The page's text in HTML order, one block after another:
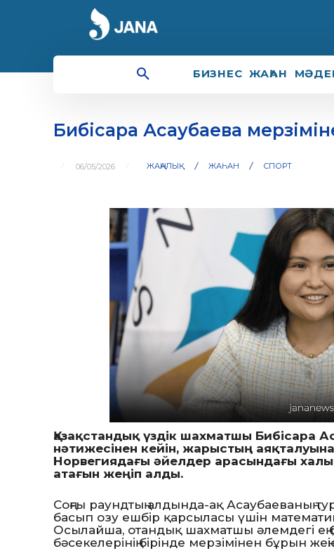
БИЗНЕС ЖАҺАН
Бибісара Асаубаева
06/05/2026 ЖАҢАЛЫҚ ЖАҺАН СПОРТ
Қазақстандық үздік шахматшы Бибісара
нәтижесінен кейін, жарыстың
Норвегиядағы әйелдер арасындағы
атағын жеңіп алды.
Соңғы раундтың алдында-ақ Асаубаеваның
басып озу ешбір қарсыласы үшін
Осылайша, отандық шахматшы әлемдегі ең
бәсекелерінің бірінде мерзімінен бұрын